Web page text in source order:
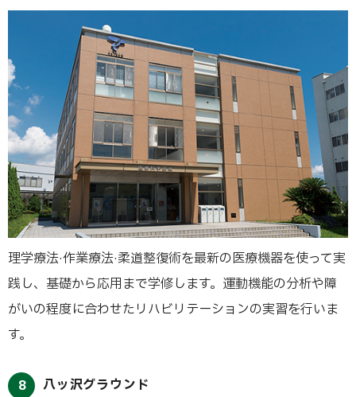
理学療法·作業療法·柔道整復術を最新の医療機器を使って実
践し、基礎から応用まで学修します。運動機能の分析や障
がいの程度に合わせたリハビリテーションの実習を行いま
す。
8 八ッ沢グラウンド